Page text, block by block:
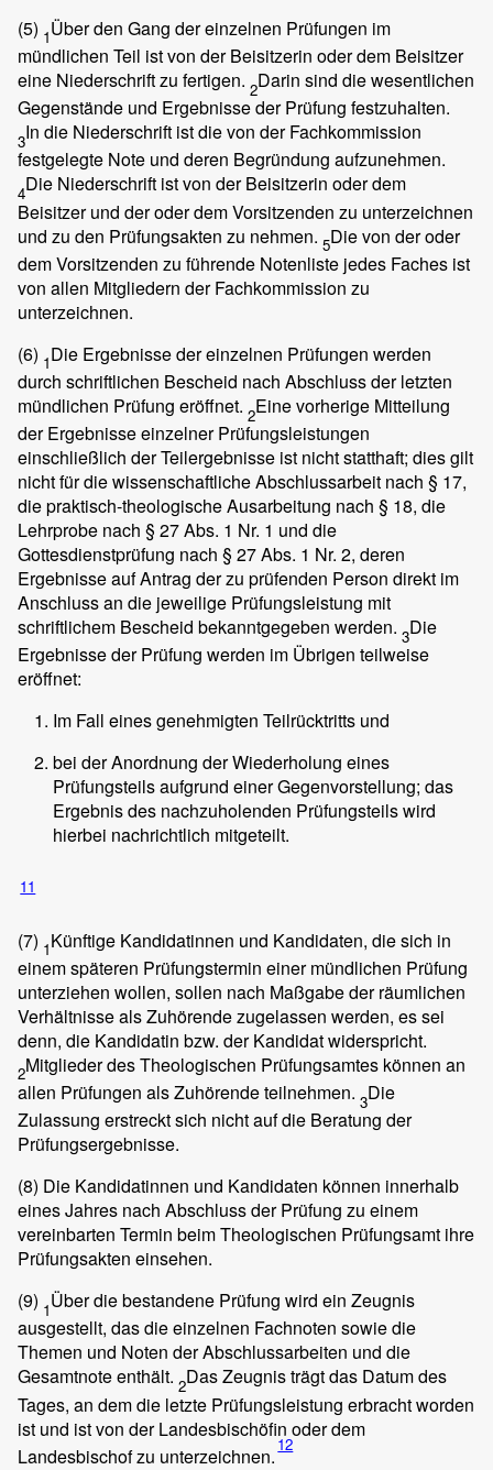
(5) 1Über den Gang der einzelnen Prüfungen im
mündlichen Teil ist von der Beisitzerin oder dem Beisitzer
eine Niederschrift zu fertigen. 2Darin sind die wesentlichen
Gegenstände und Ergebnisse der Prüfung festzuhalten.
3In die Niederschrift ist die von der Fachkommission
festgelegte Note und deren Begründung aufzunehmen.
4Die Niederschrift ist von der Beisitzerin oder dem
Beisitzer und der oder dem Vorsitzenden zu unterzeichnen
und zu den Prüfungsakten zu nehmen. 5Die von der oder
dem Vorsitzenden zu führende Notenliste jedes Faches ist
von allen Mitgliedern der Fachkommission zu
unterzeichnen.
(6) 1Die Ergebnisse der einzelnen Prüfungen werden
durch schriftlichen Bescheid nach Abschluss der letzten
mündlichen Prüfung eröffnet. 2Eine vorherige Mitteilung
der Ergebnisse einzelner Prüfungsleistungen
einschließlich der Teilergebnisse ist nicht statthaft; dies gilt
nicht für die wissenschaftliche Abschlussarbeit nach § 17,
die praktisch-theologische Ausarbeitung nach § 18, die
Lehrprobe nach § 27 Abs. 1 Nr. 1 und die
Gottesdienstprüfung nach § 27 Abs. 1 Nr. 2, deren
Ergebnisse auf Antrag der zu prüfenden Person direkt im
Anschluss an die jeweilige Prüfungsleistung mit
schriftlichem Bescheid bekanntgegeben werden. 3Die
Ergebnisse der Prüfung werden im Übrigen teilweise
eröffnet:
Im Fall eines genehmigten Teilrücktritts und
bei der Anordnung der Wiederholung eines
Prüfungsteils aufgrund einer Gegenvorstellung; das
Ergebnis des nachzuholenden Prüfungsteils wird
hierbei nachrichtlich mitgeteilt.
11
(7) 1Künftige Kandidatinnen und Kandidaten, die sich in
einem späteren Prüfungstermin einer mündlichen Prüfung
unterziehen wollen, sollen nach Maßgabe der räumlichen
Verhältnisse als Zuhörende zugelassen werden, es sei
denn, die Kandidatin bzw. der Kandidat widerspricht.
2Mitglieder des Theologischen Prüfungsamtes können an
allen Prüfungen als Zuhörende teilnehmen. 3Die
Zulassung erstreckt sich nicht auf die Beratung der
Prüfungsergebnisse.
(8) Die Kandidatinnen und Kandidaten können innerhalb
eines Jahres nach Abschluss der Prüfung zu einem
vereinbarten Termin beim Theologischen Prüfungsamt ihre
Prüfungsakten einsehen.
(9) 1Über die bestandene Prüfung wird ein Zeugnis
ausgestellt, das die einzelnen Fachnoten sowie die
Themen und Noten der Abschlussarbeiten und die
Gesamtnote enthält. 2Das Zeugnis trägt das Datum des
Tages, an dem die letzte Prüfungsleistung erbracht worden
ist und ist von der Landesbischöfin oder dem
Landesbischof zu unterzeichnen. 12